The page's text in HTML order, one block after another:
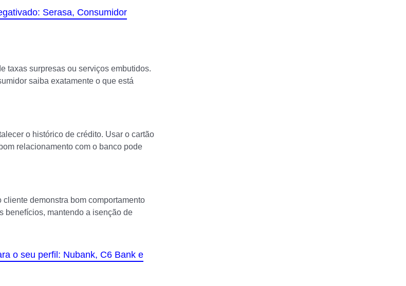
Serasa, Consumidor
taxas surpresas ou serviços embutidos.
saiba exatamente o que está
o histórico de crédito. Usar o cartão
relacionamento com o banco pode
demonstra bom comportamento
benefícios, mantendo a isenção de
o seu perfil: Nubank, C6 Bank e